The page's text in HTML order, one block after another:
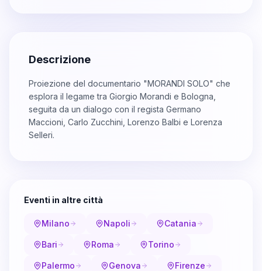
Descrizione
Proiezione del documentario "MORANDI SOLO" che
esplora il legame tra Giorgio Morandi e Bologna,
seguita da un dialogo con il regista Germano
Maccioni, Carlo Zucchini, Lorenzo Balbi e Lorenza
Selleri.
Eventi in altre città
Milano Napoli Catania
Bari Roma Torino
Palermo Genova Firenze